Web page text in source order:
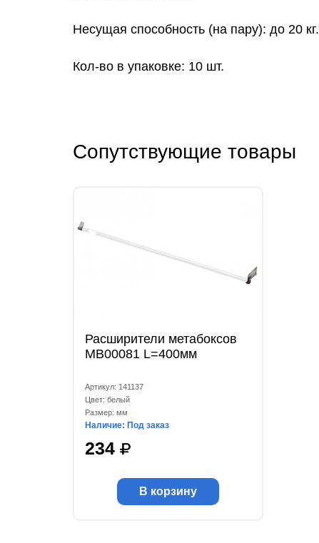
Несущая способность (на пару): до 20 кг.
Кол-во в упаковке: 10 шт.
Сопутствующие товары
Расширители метабоксов
МВ00081 L=400мм
Артикул: 141137
Цвет: белый
Размер: мм
Наличие: Под заказ
234
В корзину